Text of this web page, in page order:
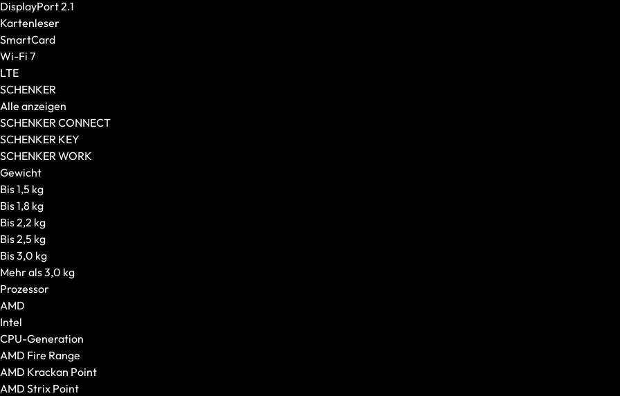
DisplayPort 2.1
Kartenleser
SmartCard
Wi-Fi 7
LTE
SCHENKER
Alle anzeigen
SCHENKER CONNECT
SCHENKER KEY
SCHENKER WORK
Gewicht
Bis 1,5 kg
Bis 1,8 kg
Bis 2,2 kg
Bis 2,5 kg
Bis 3,0 kg
Mehr als 3,0 kg
Prozessor
AMD
Intel
CPU-Generation
AMD Fire Range
AMD Krackan Point
AMD Strix Point
CPU-Generation
Ausstattung
Konnektivität
Display-Features
Weitere Features
XMG
Modellserie
Editions
CPU
SCHENKER
Modellserie
Empfohlen für
Gaming-PCs
Alle anzeigen
Grafikkarte in Startkonfiguration
Konfigurierbare Grafikkarte
Gehäuseart
Gehäusegröße
Gehäuseausstattung
VR-Brillen
Alle anzeigen
Standalone VR-Brillen
PC-VR-Headsets